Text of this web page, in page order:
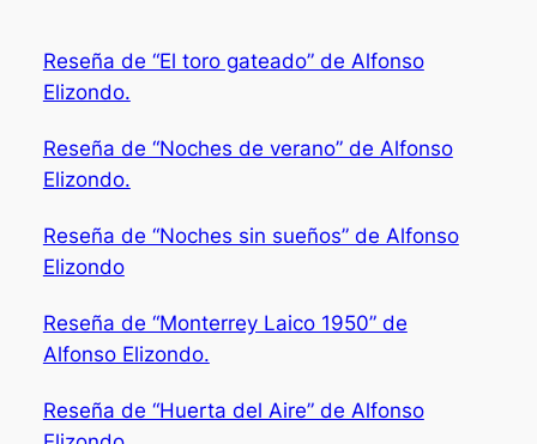
Reseña de “El toro gateado” de Alfonso
Elizondo.
Reseña de “Noches de verano” de Alfonso
Elizondo.
Reseña de “Noches sin sueños” de Alfonso
Elizondo
Reseña de “Monterrey Laico 1950” de
Alfonso Elizondo.
Reseña de “Huerta del Aire” de Alfonso